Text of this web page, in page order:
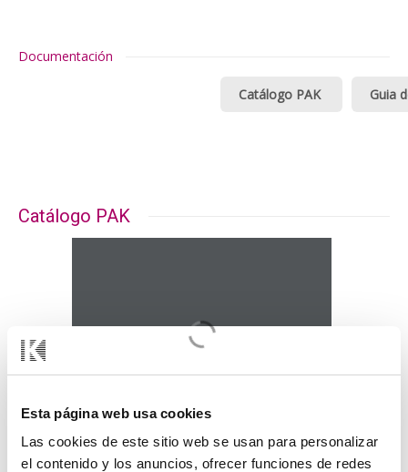
Esta página web usa cookies
Las cookies de este sitio web se usan para personalizar
el contenido y los anuncios, ofrecer funciones de redes
Documentación
Catálogo PAK Guia
Catálogo PAK